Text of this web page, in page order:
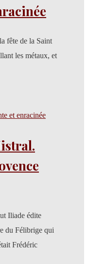
fête de la Saint
les métaux, et
Iliade édite
du Félibrige qui
Frédéric